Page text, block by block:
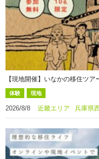
【現地開催】いなかの移住ツ
体験 現地
2026/8/8 近畿エリア 兵庫県